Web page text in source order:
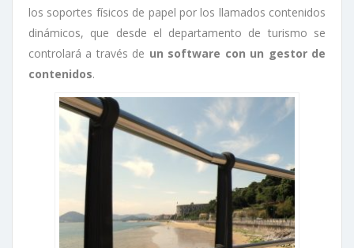
los soportes físicos de papel por los llamados contenidos
dinámicos, que desde el departamento de turismo se
controlará a través de un software con un gestor de
contenidos.